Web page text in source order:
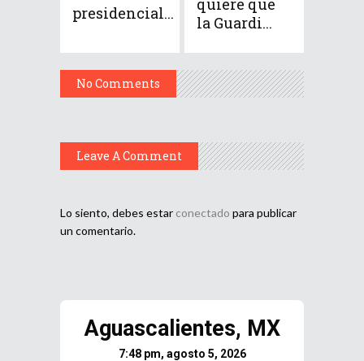
presidencial...
quiere que
la Guardi...
No Comments
Leave A Comment
Lo siento, debes estar conectado para publicar
un comentario.
Aguascalientes, MX
7:48 pm, agosto 5, 2026